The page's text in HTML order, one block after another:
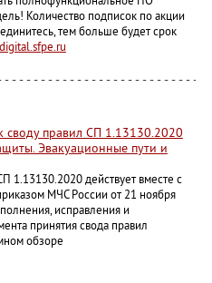
Количество подписок по акции
тем больше будет срок
правил СП 1.13130.2020
Эвакуационные пути и
1.13130.2020 действует вместе с
МЧС России от 21 ноября
исправления и
принятия свода правил
обзоре